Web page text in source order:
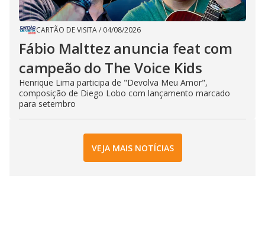
CARTÃO DE VISITA/ 04/08/2026
Fábio Malttez anuncia feat com
campeão do The Voice Kids
Henrique Lima participa de "Devolva Meu Amor",
composição de Diego Lobo com lançamento marcado
para setembro
VEJA MAIS NOTÍCIAS